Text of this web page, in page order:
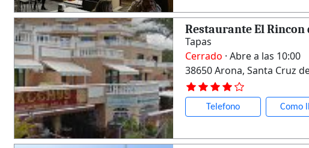
Restaurante El Rincon
Tapas
Cerrado · Abre a las 10:00
38650 Arona, Santa Cruz
Telefono Como